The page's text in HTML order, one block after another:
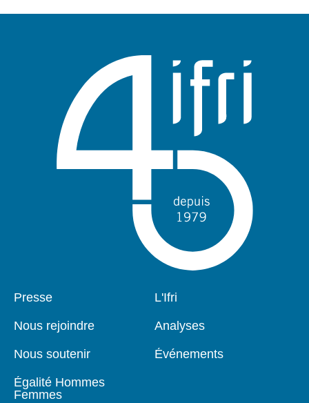
Pied
Presse
Nous rejoindre
Nous soutenir
Égalité Hommes
Femmes
Navigation
L'Ifri
Analyses
Événements